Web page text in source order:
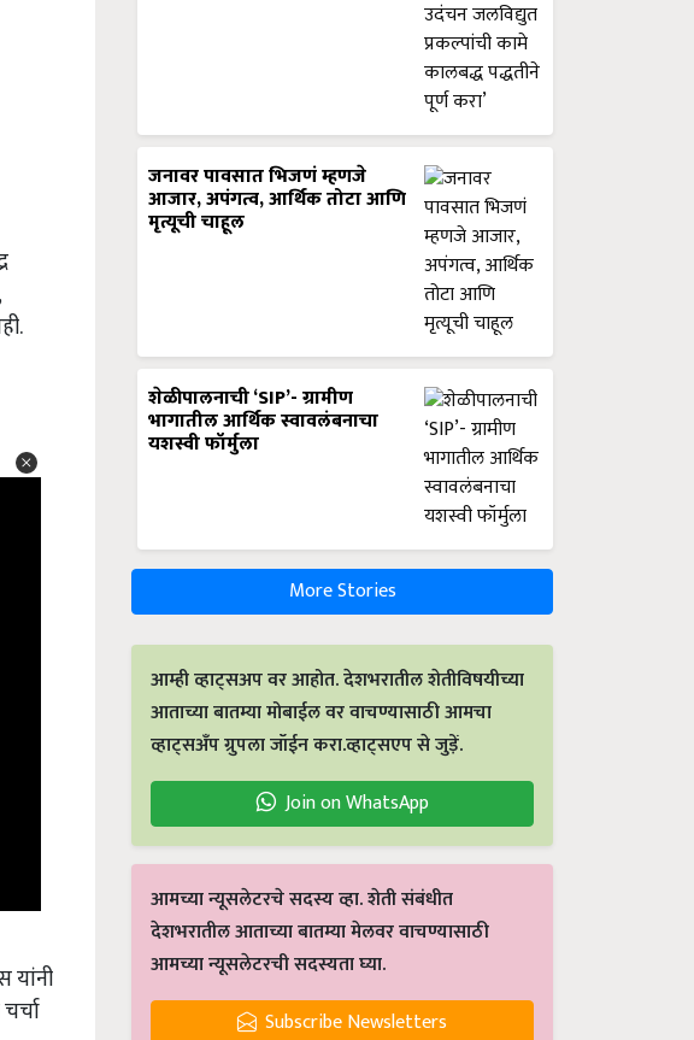
यांनी
जनावर पावसात भिजणं म्हणजे
आजार, अपंगत्व, आर्थिक तोटा आणि
मृत्यूची चाहूल
शेळीपालनाची ‘SIP’- ग्रामीण
भागातील आर्थिक स्वावलंबनाचा
यशस्वी फॉर्मुला
More Stories
आम्ही व्हाट्सअप वर आहोत. देशभरातील शेतीविषयीच्या
आताच्या बातम्या मोबाईल वर वाचण्यासाठी आमचा
व्हाट्सअँप ग्रुपला जॉईन करा.व्हाट्सएप से जुड़ें.
Join on WhatsApp
आमच्या न्यूसलेटरचे सदस्य व्हा. शेती संबंधीत
देशभरातील आताच्या बातम्या मेलवर वाचण्यासाठी
आमच्या न्यूसलेटरची सदस्यता घ्या.
Subscribe Newsletters